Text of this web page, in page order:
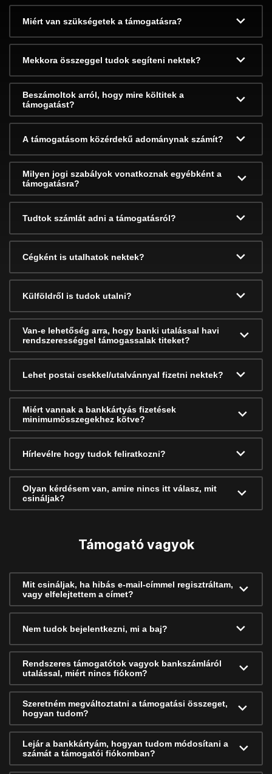
Miért van szükségetek a támogatásra?
Mekkora összeggel tudok segíteni nektek?
Beszámoltok arról, hogy mire költitek a
támogatást?
A támogatásom közérdekű adománynak számít?
Milyen jogi szabályok vonatkoznak egyébként a
támogatásra?
Tudtok számlát adni a támogatásról?
Cégként is utalhatok nektek?
Külföldről is tudok utalni?
Van-e lehetőség arra, hogy banki utalással havi
rendszerességgel támogassalak titeket?
Lehet postai csekkel/utalvánnyal fizetni nektek?
Miért vannak a bankkártyás fizetések
minimumösszegekhez kötve?
Hírlevélre hogy tudok feliratkozni?
Olyan kérdésem van, amire nincs itt válasz, mit
csináljak?
Támogató vagyok
Mit csináljak, ha hibás e-mail-címmel regisztráltam,
vagy elfelejtettem a címet?
Nem tudok bejelentkezni, mi a baj?
Rendszeres támogatótok vagyok bankszámláról
utalással, miért nincs fiókom?
Szeretném megváltoztatni a támogatási összeget,
hogyan tudom?
Lejár a bankkártyám, hogyan tudom módosítani a
számát a támogatói fiókomban?